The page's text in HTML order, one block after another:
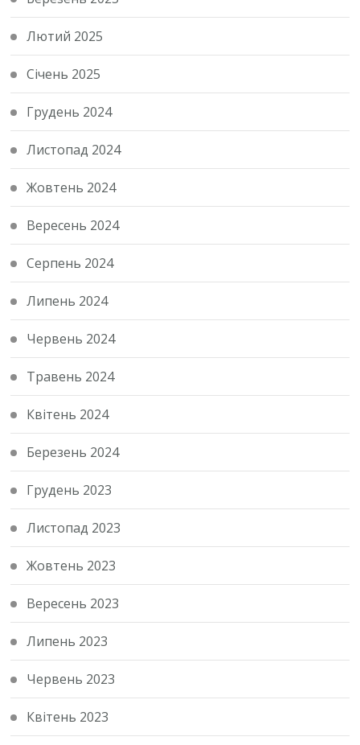
Лютий 2025
Січень 2025
Грудень 2024
Листопад 2024
Жовтень 2024
Вересень 2024
Серпень 2024
Липень 2024
Червень 2024
Травень 2024
Квітень 2024
Березень 2024
Грудень 2023
Листопад 2023
Жовтень 2023
Вересень 2023
Липень 2023
Червень 2023
Квітень 2023